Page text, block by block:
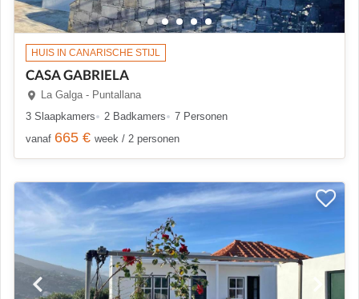
HUIS IN CANARISCHE STIJL
CASA GABRIELA
La Galga - Puntallana
3 Slaapkamers
2 Badkamers
7 Personen
vanaf 665 € week / 2 personen